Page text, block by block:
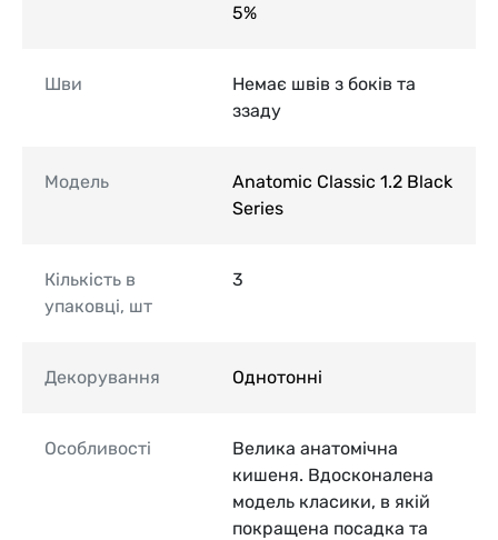
5%
Шви
Немає швів з боків та
ззаду
Модель
Anatomic Classic 1.2 Black
Series
Кількість в
упаковці, шт
3
Декорування Однотонні
Особливості
Велика анатомічна
кишеня. Вдосконалена
модель класики, в якій
покращена посадка та